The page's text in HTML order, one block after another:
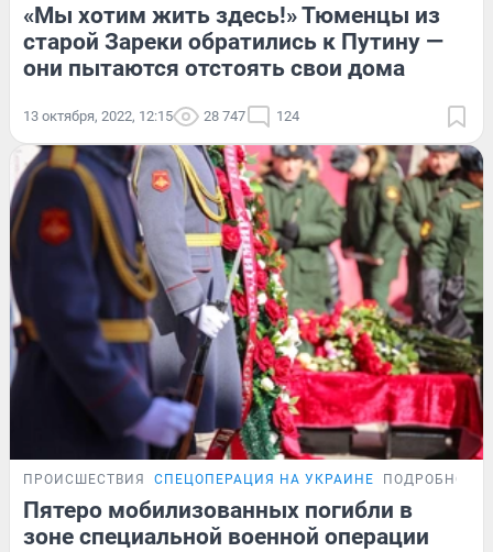
«Мы хотим жить здесь!» Тюменцы из
старой Зареки обратились к Путину —
они пытаются отстоять свои дома
13 октября, 2022, 12:15 28 747 124
ПРОИСШЕСТВИЯ СПЕЦОПЕРАЦИЯ НА УКРАИНЕ
Пятеро мобилизованных погибли в
зоне специальной военной операции